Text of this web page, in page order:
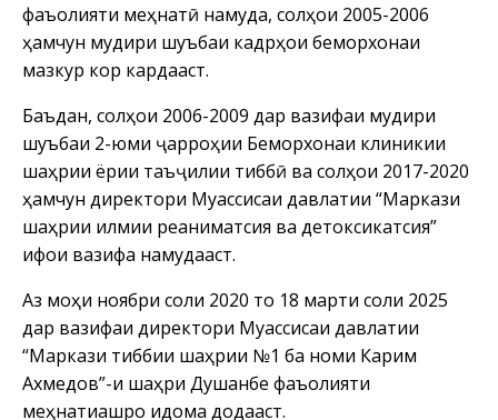
фаъолияти меҳнатӣ намуда, солҳои 2005-2006
ҳамчун мудири шуъбаи кадрҳои беморхонаи
мазкур кор кардааст.
Баъдан, солҳои 2006-2009 дар вазифаи мудири
шуъбаи 2-юми ҷарроҳии Беморхонаи клиникии
шаҳрии ёрии таъҷилии тиббӣ ва солҳои 2017-2020
ҳамчун директори Муассисаи давлатии “Маркази
шаҳрии илмии реаниматсия ва детоксикатсия”
ифои вазифа намудааст.
Аз моҳи ноябри соли 2020 то 18 марти соли 2025
дар вазифаи директори Муассисаи давлатии
“Маркази тиббии шаҳрии №1 ба номи Карим
Ахмедов”-и шаҳри Душанбе фаъолияти
меҳнатиашро идома додааст.